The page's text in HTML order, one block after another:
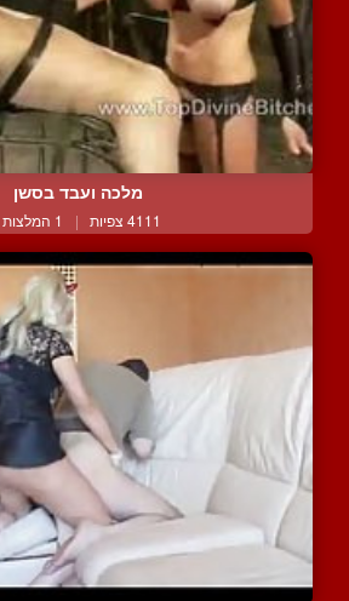
מלכה ועבד בסשן
4111 צפיות | 1 המלצות